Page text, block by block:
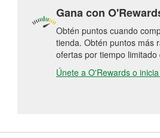
Gana con
Obtén puntos cuando
tienda. Obtén puntos más
ofertas por tiempo
Únete a O'Rewards o